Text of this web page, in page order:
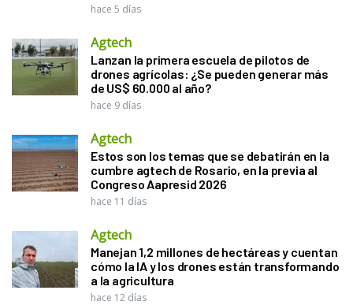
hace 5 días
Agtech
Lanzan la primera escuela de pilotos de
drones agrícolas: ¿Se pueden generar más
de US$ 60.000 al año?
hace 9 días
Agtech
Estos son los temas que se debatirán en la
cumbre agtech de Rosario, en la previa al
Congreso Aapresid 2026
hace 11 días
Agtech
Manejan 1,2 millones de hectáreas y cuentan
cómo la IA y los drones están transformando
a la agricultura
hace 12 días